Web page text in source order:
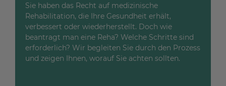
Sie haben das Recht auf medizinische
Rehabilitation, die Ihre Gesundheit erhält,
verbessert oder wiederherstellt. Doch wie
beantragt man eine Reha? Welche Schritte sind
erforderlich? Wir begleiten Sie durch den Prozess
und zeigen Ihnen, worauf Sie achten sollten.